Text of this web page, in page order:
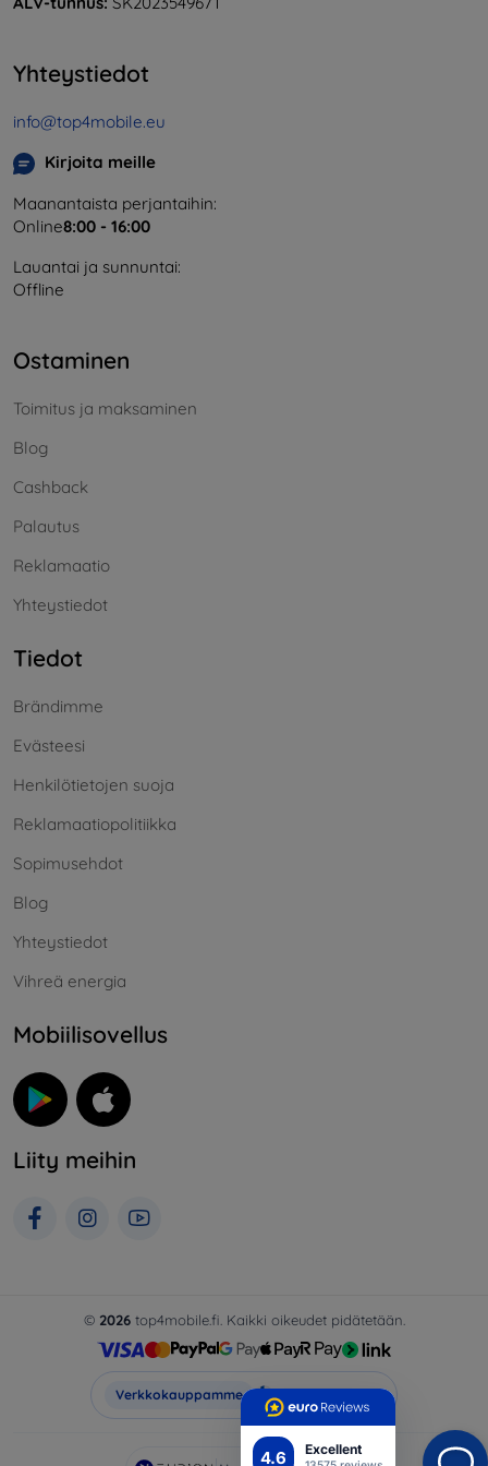
4.6 Excellent
Yhteystiedot
info@top4mobile.eu
Kirjoita meille
Maanantaista perjantaihin:
Online8:00 - 16:00
Lauantai ja sunnuntai:
Offline
Ostaminen
Toimitus ja maksaminen
Blog
Cashback
Palautus
Reklamaatio
Yhteystiedot
Tiedot
Brändimme
Evästeesi
Henkilötietojen suoja
Reklamaatiopolitiikka
Sopimusehdot
Blog
Yhteystiedot
Vihreä energia
Mobiilisovellus
Liity meihin
© 2026top4mobile.fi. Kaikki oikeudet pidätetään.
Verkkokauppamme Top4Mobile.fi